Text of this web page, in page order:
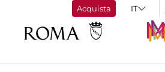
Acquista